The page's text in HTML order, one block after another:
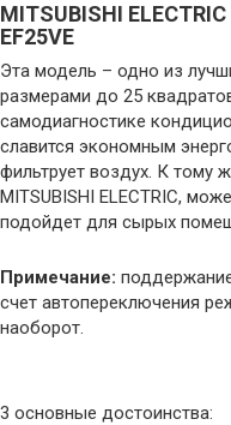
MITSUBISHI
EF25VE
Эта модель – одно из
размерами до 25
самодиагностике
славится экономным
фильтрует воздух. К тому
MITSUBISHI ELECTRIC,
подойдет для сырых
Примечание:
счет автопереключения
наоборот.
3 основные достоинства: